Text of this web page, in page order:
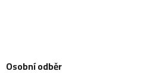
Osobní odběr